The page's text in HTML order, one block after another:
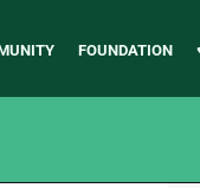
FOUNDATION